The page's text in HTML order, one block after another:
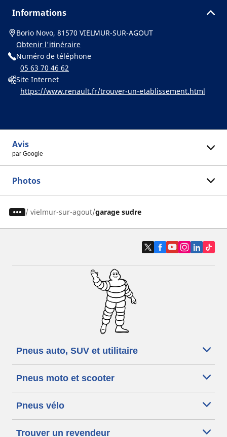
Informations
Borio Novo, 81570 VIELMUR-SUR-AGOUT
Obtenir l'itinéraire
Numéro de téléphone
05 63 70 46 62
Site Internet
https://www.renault.fr/trouver-un-etablissement.html
Avis
par Google
Photos
/ vielmur-sur-agout garage sudre
Pneus auto, SUV et utilitaire
Pneus moto et scooter
Pneus vélo
Trouver un revendeur